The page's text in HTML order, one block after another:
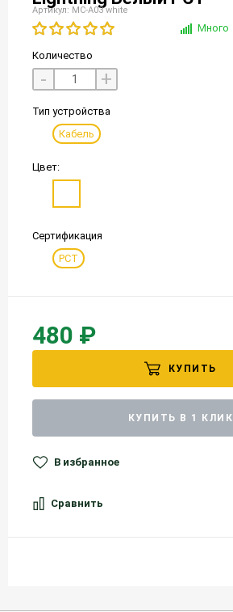
Артикул: MC-A03 white
Много
Количество
- +
Тип устройства
Кабель
Цвет:
Сертификация
РСТ
480 ₽
КУПИТЬ
КУПИТЬ В 1 КЛИК
В избранное
Сравнить